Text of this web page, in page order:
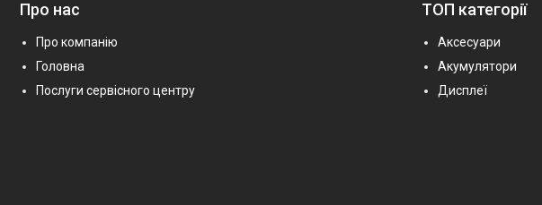
Про нас
Про компанію
Головна
Послуги сервісного центру
ТОП категорії
Аксесуари
Акумулятори
Дисплеї